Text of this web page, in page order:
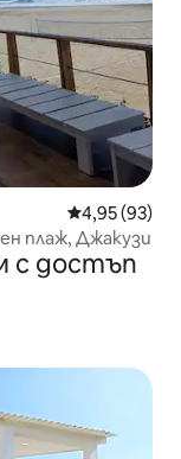
Средна
4,95 (93)
плаж, Джакузи
с достъп